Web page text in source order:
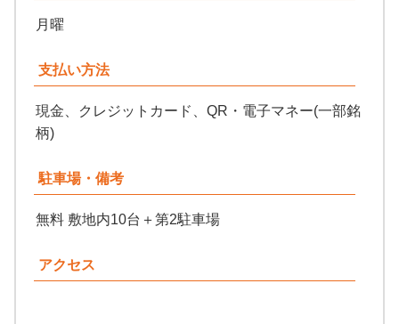
月曜
支払い方法
現金、クレジットカード、QR・電子マネー(一部銘
柄)
駐車場・備考
無料 敷地内10台＋第2駐車場
アクセス